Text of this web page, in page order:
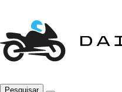
Pesquisar